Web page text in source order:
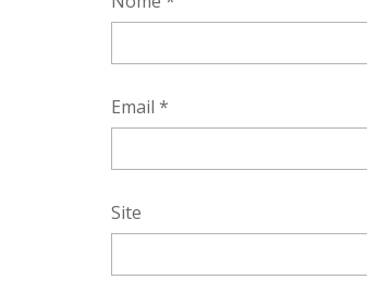
Email *
Site